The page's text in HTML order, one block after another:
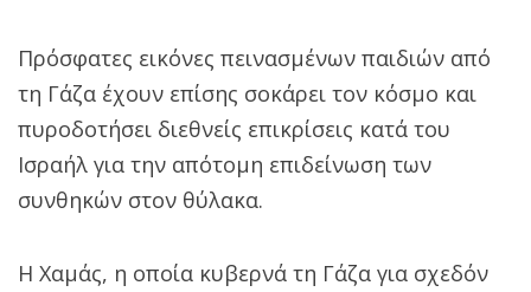
Πρόσφατες εικόνες πεινασμένων παιδιών από
τη Γάζα έχουν επίσης σοκάρει τον κόσμο και
πυροδοτήσει διεθνείς επικρίσεις κατά του
Ισραήλ για την απότομη επιδείνωση των
συνθηκών στον θύλακα.
Η Χαμάς, η οποία κυβερνά τη Γάζα για σχεδόν